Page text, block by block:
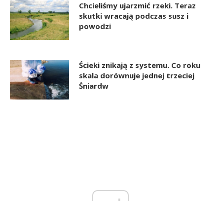
Chcieliśmy ujarzmić rzeki. Teraz
skutki wracają podczas susz i
powodzi
Ścieki znikają z systemu. Co roku
skala dorównuje jednej trzeciej
Śniardw